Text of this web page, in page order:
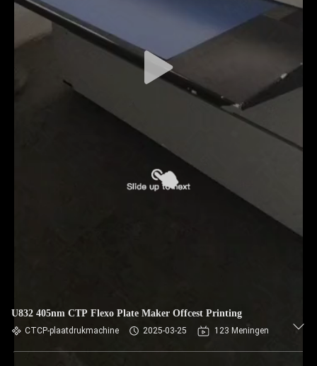
U832 405nm CTP Flexo Plate Maker Offcest Printing
CTCP-plaatdrukmachine 2025-03-25 123 Meningen